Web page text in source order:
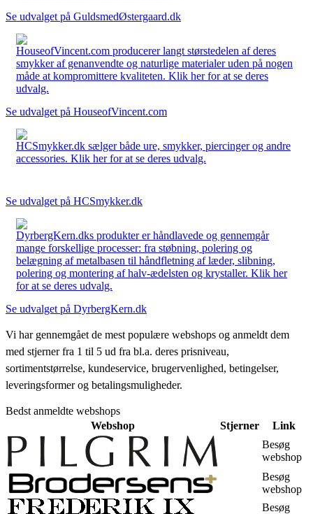
Se udvalget på GuldsmedØstergaard.dk
HouseofVincent.com producerer langt størstedelen af deres
smykker af genanvendte og naturlige materialer uden på nogen
måde at kompromittere kvaliteten. Klik her for at se deres
udvalg.
Se udvalget på HouseofVincent.com
HCSmykker.dk sælger både ure, smykker, piercinger og andre
accessories. Klik her for at se deres udvalg.
Se udvalget på HCSmykker.dk
DyrbergKern.dks produkter er håndlavede og gennemgår
mange forskellige processer: fra støbning, polering og
belægning af metalbasen til håndfletning af læder, slibning,
polering og montering af halv-ædelsten og krystaller. Klik her
for at se deres udvalg.
Se udvalget på DyrbergKern.dk
Vi har gennemgået de mest populære webshops og anmeldt dem
med stjerner fra 1 til 5 ud fra bl.a. deres prisniveau,
sortimentstørrelse, kundeservice, brugervenlighed, betingelser,
leveringsformer og betalingsmuligheder.
Bedst anmeldte webshops
Webshop
Stjerner
Link
Besøg
webshop
Besøg
webshop
Besøg